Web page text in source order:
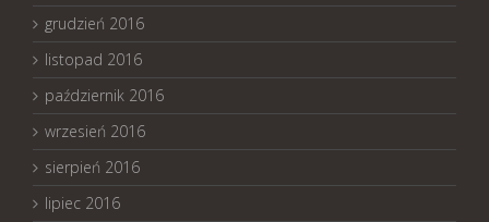
grudzień 2016
listopad 2016
październik 2016
wrzesień 2016
sierpień 2016
lipiec 2016